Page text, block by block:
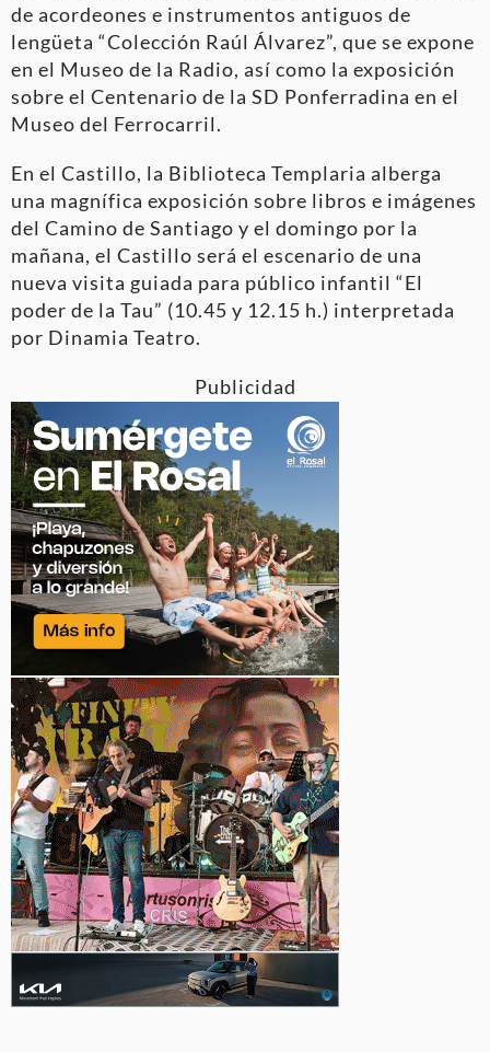
de acordeones e instrumentos antiguos de
lengüeta “Colección Raúl Álvarez”, que se expone
en el Museo de la Radio, así como la exposición
sobre el Centenario de la SD Ponferradina en el
Museo del Ferrocarril.
En el Castillo, la Biblioteca Templaria alberga
una magnífica exposición sobre libros e imágenes
del Camino de Santiago y el domingo por la
mañana, el Castillo será el escenario de una
nueva visita guiada para público infantil “El
poder de la Tau” (10.45 y 12.15 h.) interpretada
por Dinamia Teatro.
Publicidad